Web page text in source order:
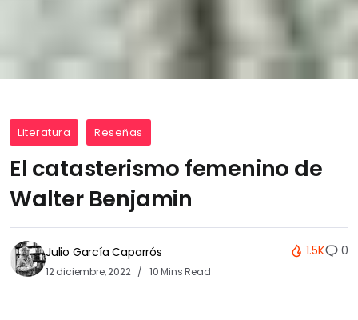
Literatura Reseñas
El catasterismo femenino de
Walter Benjamin
Julio García Caparrós
12 diciembre, 2022 10 Mins Read
1.5K 0